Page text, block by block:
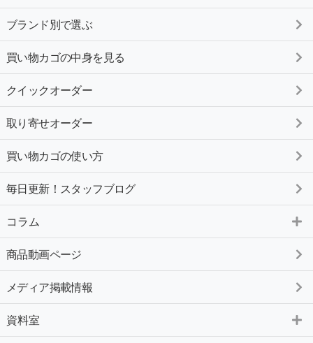
ブランド別で選ぶ
買い物カゴの中身を見る
クイックオーダー
取り寄せオーダー
買い物カゴの使い方
毎日更新！スタッフブログ
コラム
商品動画ページ
メディア掲載情報
資料室